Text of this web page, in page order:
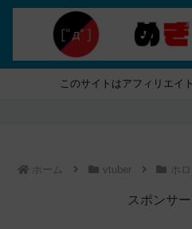
このサイトはアフィリエイ
ホーム vtuber ホ
スポンサ